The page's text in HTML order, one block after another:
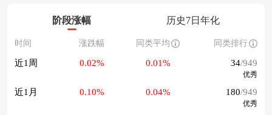
阶段涨幅 历史7日年化
时间 涨跌幅 同类平均 同类排行
近1周 0.02% 0.01% 34/949
优秀
近1月 0.10% 0.04% 180/949
优秀